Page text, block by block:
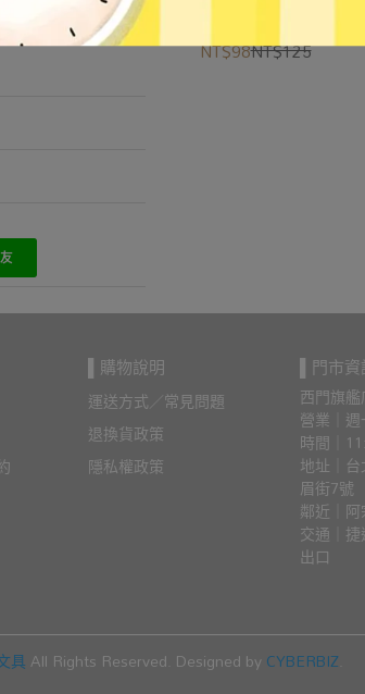
NT$98NT$125
▌購物說明
運送方式／常見問題
退換貨政策
隱私權政策
▌門市
西門旗
營業｜
時間｜
地址｜
眉街7號
鄰近｜
交通｜
出口
具 All Rights Reserved. Designed by CYBERBIZ